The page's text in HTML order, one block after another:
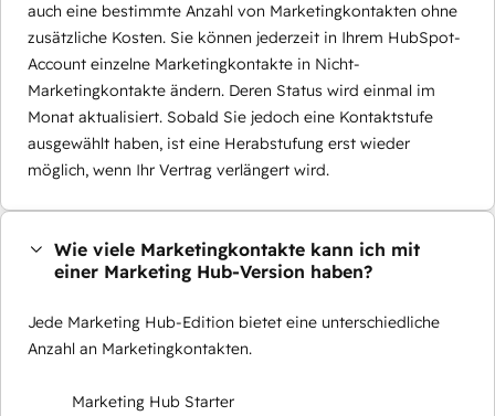
auch eine bestimmte Anzahl von Marketingkontakten ohne
zusätzliche Kosten. Sie können jederzeit in Ihrem HubSpot-
Account einzelne Marketingkontakte in Nicht-
Marketingkontakte ändern. Deren Status wird einmal im
Monat aktualisiert. Sobald Sie jedoch eine Kontaktstufe
ausgewählt haben, ist eine Herabstufung erst wieder
möglich, wenn Ihr Vertrag verlängert wird.
Wie viele Marketingkontakte kann ich mit
einer Marketing Hub-Version haben?
Jede Marketing Hub-Edition bietet eine unterschiedliche
Anzahl an Marketingkontakten.
Marketing Hub Starter